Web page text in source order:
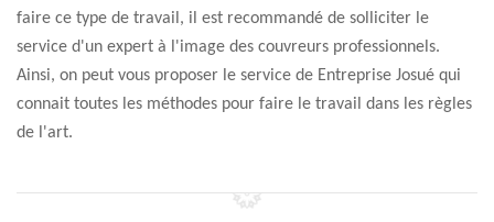
faire ce type de travail, il est recommandé de solliciter le
service d'un expert à l'image des couvreurs professionnels.
Ainsi, on peut vous proposer le service de Entreprise Josué qui
connait toutes les méthodes pour faire le travail dans les règles
de l'art.